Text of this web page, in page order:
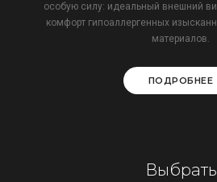
особую силу: идеальный внешний
комфорт гипоаллергенных
материалов.
ПОДРОБНЕЕ
Выбрать